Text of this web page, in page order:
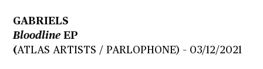
GABRIELS
Bloodline EP
(ATLAS ARTISTS / PARLOPHONE) – 03/12/2021